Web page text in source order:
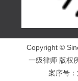
Copyright ©
一级律师 版权
案序号：